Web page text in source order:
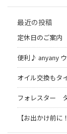
最近の投稿
定休日のご案内
便利♪ anyany
オイル交換もタ
フォレスター
【お出かけ前